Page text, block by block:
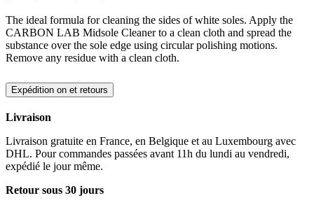
The ideal formula for cleaning the sides of white soles. Apply the
CARBON LAB Midsole Cleaner to a clean cloth and spread the
substance over the sole edge using circular polishing motions.
Remove any residue with a clean cloth.
Expédition on et retours
Livraison
Livraison gratuite en France, en Belgique et au Luxembourg avec
DHL. Pour commandes passées avant 11h du lundi au vendredi,
expédié le jour même.
Retour sous 30 jours